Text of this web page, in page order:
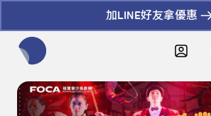
加LINE好友拿優惠